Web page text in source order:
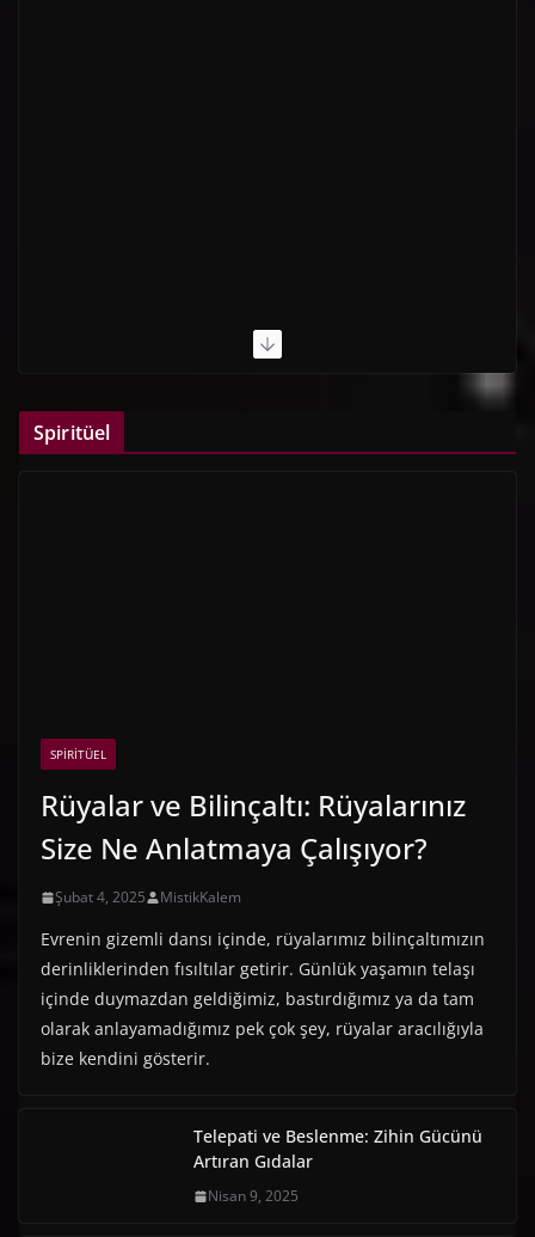
Spiritüel
SPIRITÜEL
Rüyalar ve Bilinçaltı: Rüyalarınız
Size Ne Anlatmaya Çalışıyor?
Şubat 4, 2025 MistikKalem
Evrenin gizemli dansı içinde, rüyalarımız bilinçaltımızın
derinliklerinden fısıltılar getirir. Günlük yaşamın telaşı
içinde duymazdan geldiğimiz, bastırdığımız ya da tam
olarak anlayamadığımız pek çok şey, rüyalar aracılığıyla
bize kendini gösterir.
Telepati ve Beslenme: Zihin Gücünü
Artıran Gıdalar
Nisan 9, 2025